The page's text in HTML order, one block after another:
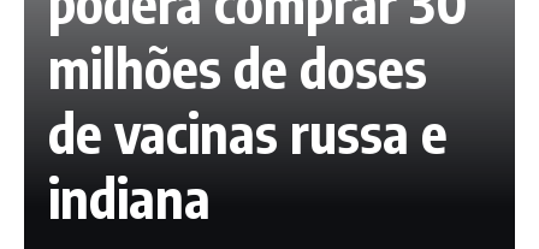
milhões de doses
de vacinas russa e
indiana